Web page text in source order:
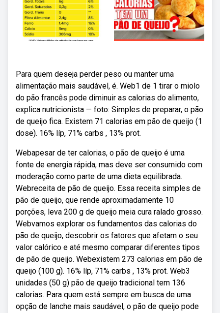
Para quem deseja perder peso ou manter uma
alimentação mais saudável, é. Web1 de 1 tirar o miolo
do pão francês pode diminuir as calorias do alimento,
explica nutricionista — foto: Simples de preparar, o pão
de queijo fica. Existem 71 calorias em pão de queijo (1
dose). 16% líp, 71% carbs , 13% prot.
Webapesar de ter calorias, o pão de queijo é uma
fonte de energia rápida, mas deve ser consumido com
moderação como parte de uma dieta equilibrada.
Webreceita de pão de queijo. Essa receita simples de
pão de queijo, que rende aproximadamente 10
porções, leva 200 g de queijo meia cura ralado grosso.
Webvamos explorar os fundamentos das calorias do
pão de queijo, descobrir os fatores que afetam o seu
valor calórico e até mesmo comparar diferentes tipos
de pão de queijo. Webexistem 273 calorias em pão de
queijo (100 g). 16% líp, 71% carbs , 13% prot. Web3
unidades (50 g) pão de queijo tradicional tem 136
calorias. Para quem está sempre em busca de uma
opção de lanche mais saudável, o pão de queijo pode